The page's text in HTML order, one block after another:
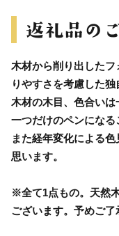
木材から削り出した
りやすさを考慮した独
木材の木目、色合い
一つだけのペンになる
また経年変化による
思います。
※全て1点もの。天然
ございます。予めご了